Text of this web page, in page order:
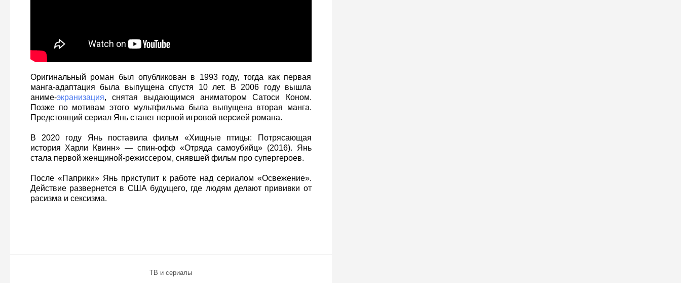
Оригинальный роман был опубликован в 1993 году, тогда как первая
манга-адаптация была выпущена спустя 10 лет. В 2006 году вышла
аниме-экранизация, снятая выдающимся аниматором Сатоси Коном.
Позже по мотивам этого мультфильма была выпущена вторая манга.
Предстоящий сериал Янь станет первой игровой версией романа.
В 2020 году Янь поставила фильм «Хищные птицы: Потрясающая
история Харли Квинн» — спин-офф «Отряда самоубийц» (2016). Янь
стала первой женщиной-режиссером, снявшей фильм про супергероев.
После «Паприки» Янь приступит к работе над сериалом «Освежение».
Действие развернется в США будущего, где людям делают прививки от
расизма и сексизма.
ТВ и сериалы